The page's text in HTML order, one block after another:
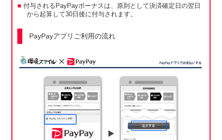
付与されるPayPayボーナスは、原則として決済確定日の翌日
から起算して30日後に付与されます。
PayPayアプリご利用の流れ